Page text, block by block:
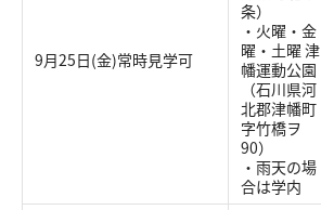
9月25日(金)常時見学可
条）
・火曜・金
曜・土曜 津
幡運動公園
（石川県河
北郡津幡町
字竹橋ヲ
90）
・雨天の場
合は学内